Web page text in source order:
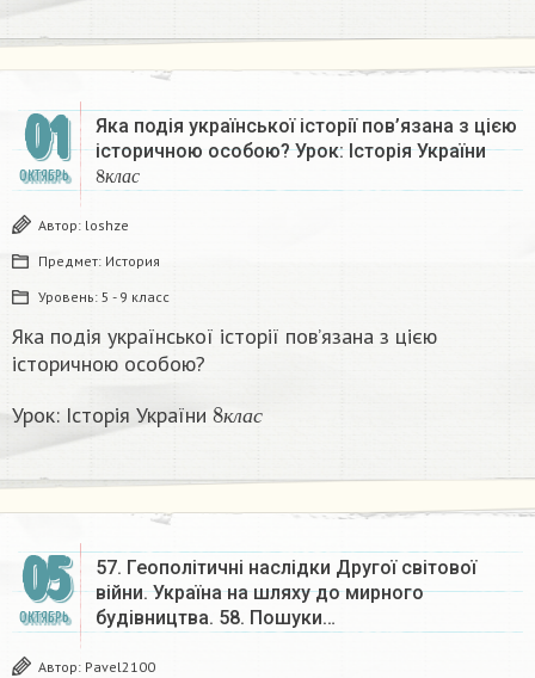
01
ОКТЯБРЬ
Яка подія української історії пов’язана з цією
історичною особою? Урок: Історія України
клас
8 а
Автор: loshze
Предмет: История
Уровень: 5 - 9 класс
Яка подія української історії пов’язана з цією
історичною особою?
Урок: Історія України
клас
8
05
ОКТЯБРЬ
57. Геополітичні наслідки Другої світової
війни. Україна на шляху до мирного
будівництва. 58. Пошуки…
Автор: Pavel2100